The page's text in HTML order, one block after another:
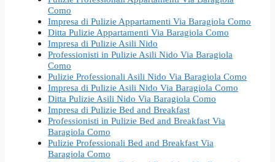
Como
Impresa di Pulizie Appartamenti Via Baragiola Como
Ditta Pulizie Appartamenti Via Baragiola Como
Impresa di Pulizie Asili Nido
Professionisti in Pulizie Asili Nido Via Baragiola
Como
Pulizie Professionali Asili Nido Via Baragiola Como
Impresa di Pulizie Asili Nido Via Baragiola Como
Ditta Pulizie Asili Nido Via Baragiola Como
Impresa di Pulizie Bed and Breakfast
Professionisti in Pulizie Bed and Breakfast Via
Baragiola Como
Pulizie Professionali Bed and Breakfast Via
Baragiola Como